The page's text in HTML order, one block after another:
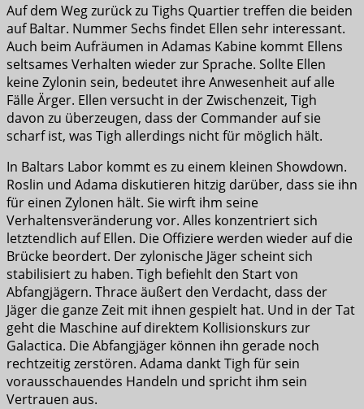
Auf dem Weg zurück zu Tighs Quartier treffen die beiden
auf Baltar. Nummer Sechs findet Ellen sehr interessant.
Auch beim Aufräumen in Adamas Kabine kommt Ellens
seltsames Verhalten wieder zur Sprache. Sollte Ellen
keine Zylonin sein, bedeutet ihre Anwesenheit auf alle
Fälle Ärger. Ellen versucht in der Zwischenzeit, Tigh
davon zu überzeugen, dass der Commander auf sie
scharf ist, was Tigh allerdings nicht für möglich hält.
In Baltars Labor kommt es zu einem kleinen Showdown.
Roslin und Adama diskutieren hitzig darüber, dass sie ihn
für einen Zylonen hält. Sie wirft ihm seine
Verhaltensveränderung vor. Alles konzentriert sich
letztendlich auf Ellen. Die Offiziere werden wieder auf die
Brücke beordert. Der zylonische Jäger scheint sich
stabilisiert zu haben. Tigh befiehlt den Start von
Abfangjägern. Thrace äußert den Verdacht, dass der
Jäger die ganze Zeit mit ihnen gespielt hat. Und in der Tat
geht die Maschine auf direktem Kollisionskurs zur
Galactica. Die Abfangjäger können ihn gerade noch
rechtzeitig zerstören. Adama dankt Tigh für sein
vorausschauendes Handeln und spricht ihm sein
Vertrauen aus.